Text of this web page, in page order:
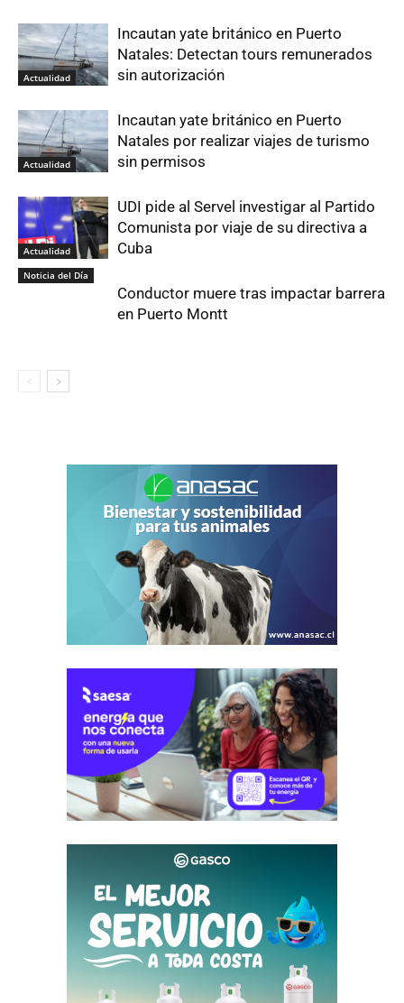
Actualidad
Incautan yate británico en Puerto
Natales: Detectan tours remunerados
sin autorización
Actualidad
Incautan yate británico en Puerto
Natales por realizar viajes de turismo
sin permisos
Actualidad
UDI pide al Servel investigar al Partido
Comunista por viaje de su directiva a
Cuba
Noticia del Día
Conductor muere tras impactar barrera
en Puerto Montt